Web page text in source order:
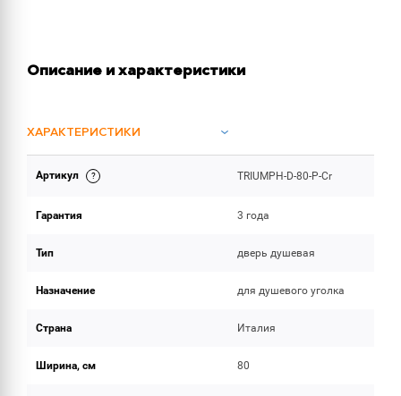
Описание и характеристики
ХАРАКТЕРИСТИКИ
ОБЪЕМ ПОСТАВКИ
Артикул TRIUMPH-D-80-P-Cr
Гарантия 3 года
Тип дверь душевая
Назначение для душевого уголка
Страна Италия
Ширина, см 80